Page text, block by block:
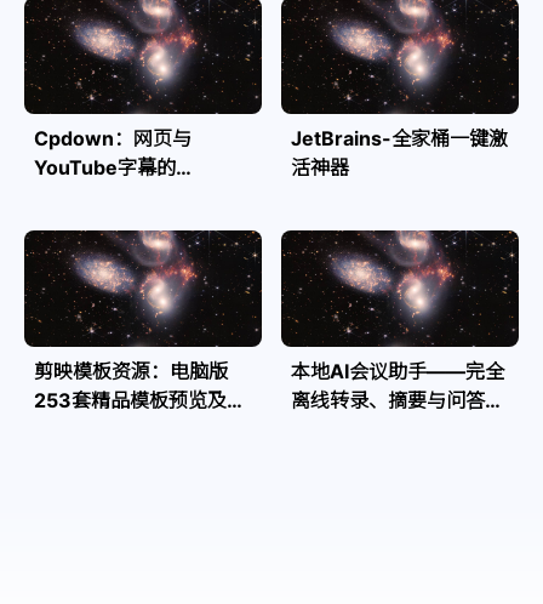
Cpdown：网页与
YouTube字幕的
JetBrains-全家桶一键激
活神器
剪映模板资源：电脑版
253套精品模板预览及源
本地AI会议助手——完全
离线转录、摘要与问答，